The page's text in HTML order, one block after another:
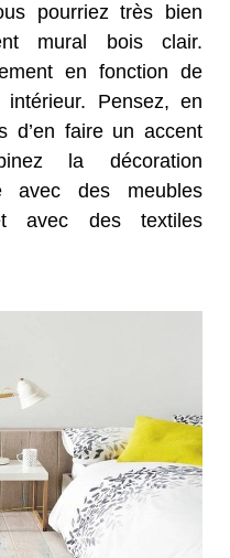
pourriez très bien
mural bois clair.
en fonction de
intérieur. Pensez, en
d’en faire un accent
la décoration
avec des meubles
avec des textiles